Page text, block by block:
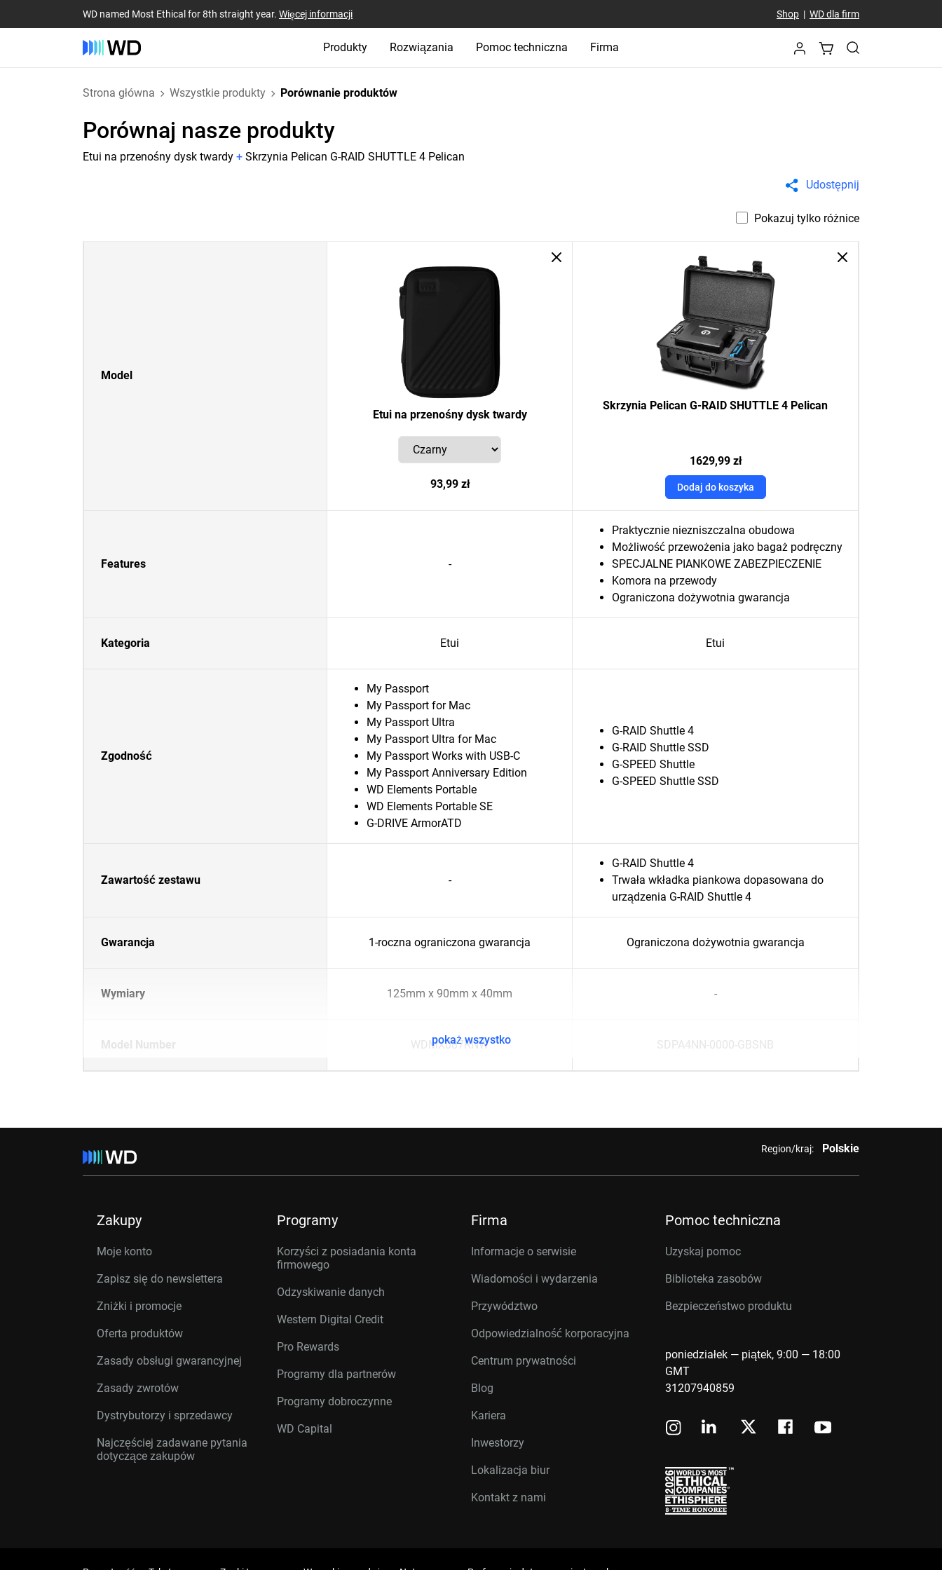
WD named Most Ethical for 8th straight year. Więcej informacji Shop| WD dla firm
Produkty Rozwiązania Pomoc techniczna Firma
Strona główna Wszystkie produkty Porównanie produktów
Porównaj nasze produkty
Etui na przenośny dysk twardy + Skrzynia Pelican G-RAID SHUTTLE 4 Pelican
Udostępnij
Pokazuj tylko różnice
Model
Etui na przenośny dysk twardy
93,99 zł
Skrzynia Pelican G-RAID SHUTTLE 4 Pelican
1629,99 zł
Dodaj do koszyka
Features -
Praktycznie niezniszczalna obudowa
Możliwość przewożenia jako bagaż podręczny
SPECJALNE PIANKOWE ZABEZPIECZENIE
Komora na przewody
Ograniczona dożywotnia gwarancja
Kategoria Etui Etui
Zgodność
My Passport
My Passport for Mac
My Passport Ultra
My Passport Ultra for Mac
My Passport Works with USB-C
My Passport Anniversary Edition
WD Elements Portable
WD Elements Portable SE
G-DRIVE ArmorATD
G-RAID Shuttle 4
G-RAID Shuttle SSD
G-SPEED Shuttle
G-SPEED Shuttle SSD
Zawartość zestawu -
G-RAID Shuttle 4
Trwała wkładka piankowa dopasowana do
urządzenia G-RAID Shuttle 4
Gwarancja 1-roczna ograniczona gwarancja Ograniczona dożywotnia gwarancja
Wymiary 125mm x 90mm x 40mm -
Model Number WDMX087RNW SDPA4NN-0000-GBSNB
pokaż wszystko
Region/kraj: Polskie
Zakupy
Moje konto
Zapisz się do newslettera
Zniżki i promocje
Oferta produktów
Zasady obsługi gwarancyjnej
Zasady zwrotów
Dystrybutorzy i sprzedawcy
Najczęściej zadawane pytania
dotyczące zakupów
Programy
Korzyści z posiadania konta
firmowego
Odzyskiwanie danych
Western Digital Credit
Pro Rewards
Programy dla partnerów
Programy dobroczynne
WD Capital
Firma
Informacje o serwisie
Wiadomości i wydarzenia
Przywództwo
Odpowiedzialność korporacyjna
Centrum prywatności
Blog
Kariera
Inwestorzy
Lokalizacja biur
Kontakt z nami
Pomoc techniczna
Uzyskaj pomoc
Biblioteka zasobów
Bezpieczeństwo produktu
poniedziałek — piątek, 9:00 — 18:00
GMT
31207940859